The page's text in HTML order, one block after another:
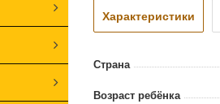
Характеристики
Страна
Возраст ребёнка